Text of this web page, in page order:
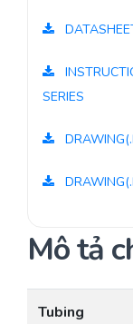
SERIES
Mô tả
Tubing